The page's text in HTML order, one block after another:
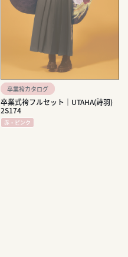
卒業袴カタログ
卒業式袴フルセット｜UTAHA(詩羽)
2S174
赤・ピンク